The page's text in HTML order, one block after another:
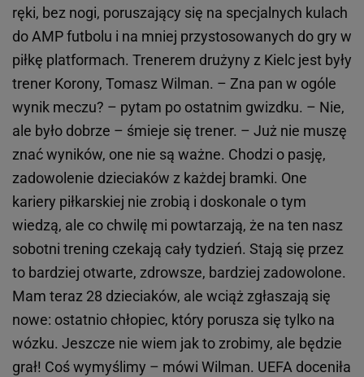
ręki, bez nogi, poruszający się na specjalnych kulach
do AMP futbolu i na mniej przystosowanych do gry w
piłkę platformach. Trenerem drużyny z Kielc jest były
trener Korony, Tomasz Wilman. – Zna pan w ogóle
wynik meczu? – pytam po ostatnim gwizdku. – Nie,
ale było dobrze – śmieje się trener. – Już nie muszę
znać wyników, one nie są ważne. Chodzi o pasję,
zadowolenie dzieciaków z każdej bramki. One
kariery piłkarskiej nie zrobią i doskonale o tym
wiedzą, ale co chwilę mi powtarzają, że na ten nasz
sobotni trening czekają cały tydzień. Stają się przez
to bardziej otwarte, zdrowsze, bardziej zadowolone.
Mam teraz 28 dzieciaków, ale wciąż zgłaszają się
nowe: ostatnio chłopiec, który porusza się tylko na
wózku. Jeszcze nie wiem jak to zrobimy, ale będzie
grał! Coś wymyślimy – mówi Wilman. UEFA doceniła